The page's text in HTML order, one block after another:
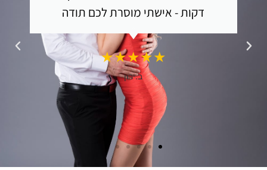
דקות - אישתי מוסרת לכם תודה
★★★★★
ב.ירון